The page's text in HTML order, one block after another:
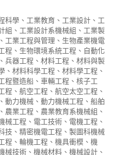
科學、工業教育、工業設計、工
組、工業設計系機械組、工業製
工業工程與管理、生物產業機電
程、生物環境系統工程、自動化
兵器工程、材料工程、材料與製
、材料科學工程、材料學工程、
程暨造船、車輛工程、核子工
程、航空工程、航空太空工程、
動力機械、動力機械工程、船舶
農業工程、農業教育系機械組、
械工程、電工技術、電機工程、
技、精密機電工程、製圖科機械
程、輪機工程、機具衝模、機
械技術、機械材料、機械設計、